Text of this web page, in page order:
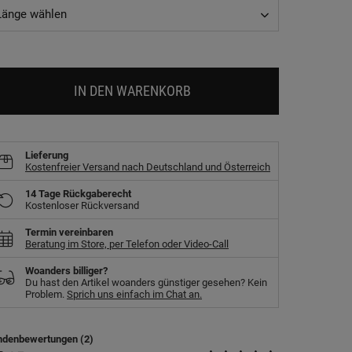
wählen
IN DEN WARENKORB
Lieferung
Kostenfreier Versand nach Deutschland und Österreich
14 Tage Rückgaberecht
Kostenloser Rückversand
Termin vereinbaren
Beratung im Store, per Telefon oder Video-Call
Woanders billiger?
Du hast den Artikel woanders günstiger gesehen? Kein
Problem. Sprich uns einfach im Chat an.
(2)